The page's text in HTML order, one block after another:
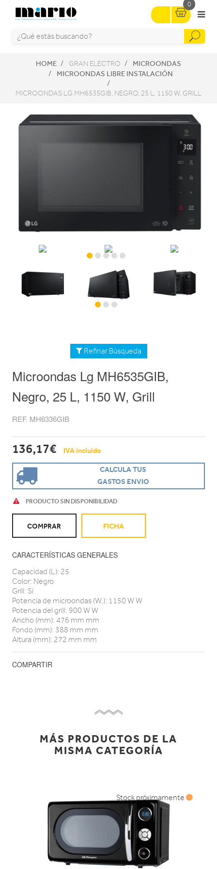
0
HOME GRAN ELECTRO
MICROONDAS
MICROONDAS LIBRE INSTALACIÓN
MICROONDAS LG MH6535GIB, NEGRO, 25 L, 1150 W, GRILL
Refinar Búsqueda
Microondas Lg MH6535GIB,
Negro, 25 L, 1150 W, Grill
REF. MH6336GIB
136,17€ IVA incluido
CALCULA TUS
GASTOS ENVIO
PRODUCTO SIN DISPONIBILIDAD
COMPRAR FICHA
CARACTERÍSTICAS GENERALES
Capacidad (L): 25
Color: Negro
Grill: Sí
Potencia de microondas (W.): 1150 W W
Potencia del grill: 900 W W
Ancho (mm): 476 mm mm
Fondo (mm): 388 mm mm
Altura (mm): 272 mm mm
COMPARTIR
MÁS PRODUCTOS DE LA
MISMA CATEGORÍA
Stock próximamente